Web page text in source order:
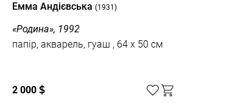
Емма Андієвська (1931)
«Родина», 1992
папір, акварель, гуаш , 64 x 50 см
2 000 $